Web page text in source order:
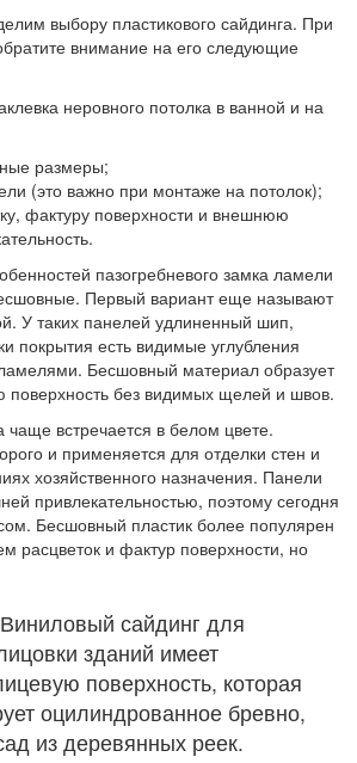
выбору пластикового сайдинга. При
внимание на его следующие
неровного потолка в ванной и на
размеры;
(это важно при монтаже на потолок);
фактуру поверхности и внешнюю
пазогребневого замка ламели
Первый вариант еще называют
У таких панелей удлиненный шип,
покрытия есть видимые углубления
Бесшовный материал образует
поверхность без видимых щелей и швов.
чаще встречается в белом цвете.
и применяется для отделки стен и
хозяйственного назначения. Панели
привлекательностью, поэтому сегодня
Бесшовный пластик более популярен
расцветок и фактур поверхности, но
сайдинг для
зданий имеет
поверхность, которая
оцилиндрованное бревно,
из деревянных реек.